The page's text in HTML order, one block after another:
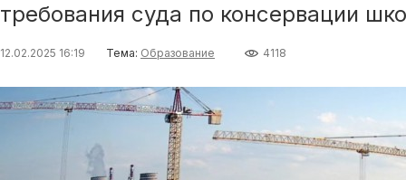
требования суда по консервации
12.02.2025 16:19 Тема: Образование 4118